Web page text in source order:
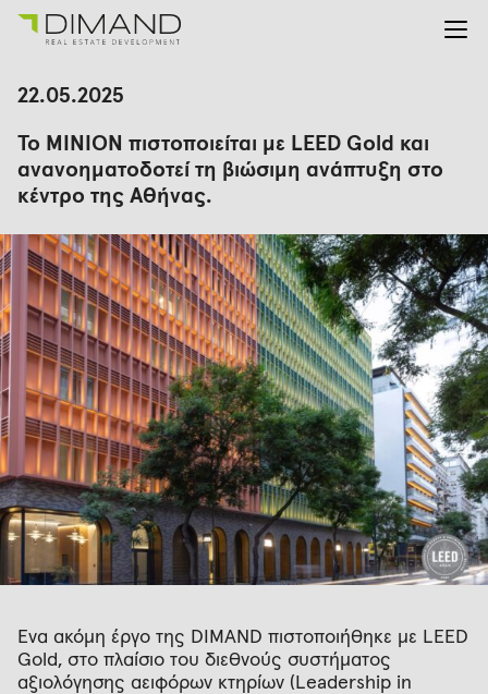
Για εμάς
Επενδυτικές Σχέσεις
Νέα
22.05.2025
Το ΜΙΝΙΟΝ πιστοποιείται με LEED Gold και
ανανοηματοδοτεί τη βιώσιμη ανάπτυξη στο
κέντρο της Αθήνας.
Ένα ακόμη έργο της DIMAND πιστοποιήθηκε με LEED
Gold, στο πλαίσιο του διεθνούς συστήματος
αξιολόγησης αειφόρων κτηρίων (Leadership in